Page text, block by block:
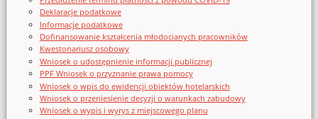
Deklaracje podatkowe
Informacje podatkowe
Dofinansowanie kształcenia młodocianych pracowników
Kwestonariusz osobowy
Wniosek o udostępnienie informacji publicznej
PPF Wniosek o przyznanie prawa pomocy
Wniosek o wpis do ewidencji obiektów hotelarskich
Wniosek o przeniesienie decyzji o warunkach zabudowy
Wniosek o wypis i wyrys z miejscowego planu